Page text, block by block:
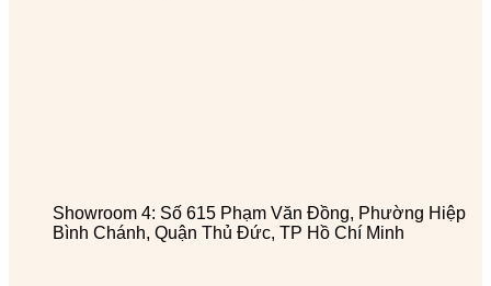
Showroom 4: Số 615 Phạm Văn Đồng, Phường Hiệp
Bình Chánh, Quận Thủ Đức, TP Hồ Chí Minh